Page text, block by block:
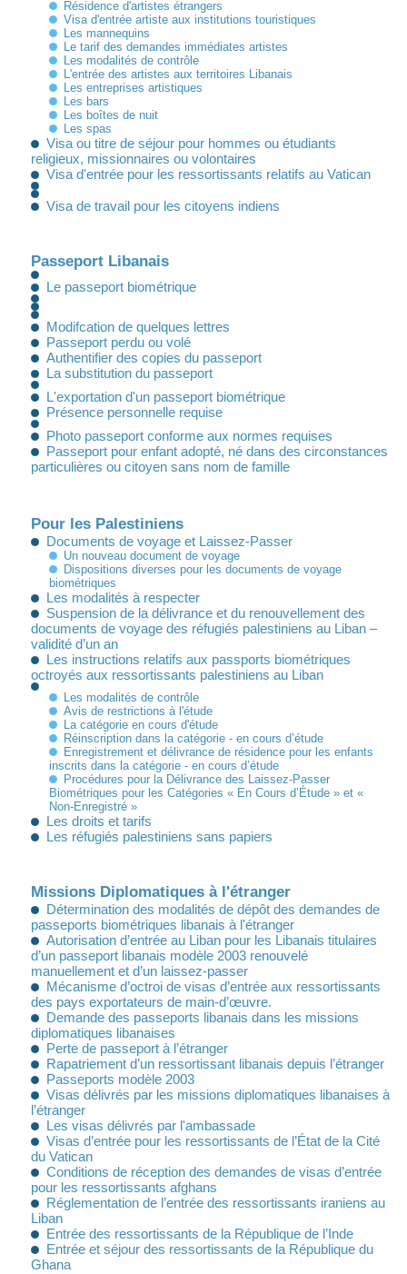
Résidence d'artistes étrangers
Visa d'entrée artiste aux institutions touristiques
Les mannequins
Le tarif des demandes immédiates artistes
Les modalités de contrôle
L'entrée des artistes aux territoires Libanais
Les entreprises artistiques
Les bars
Les boîtes de nuit
Les spas
Visa ou titre de séjour pour hommes ou étudiants
religieux, missionnaires ou volontaires
Visa d'entrée pour les ressortissants relatifs au Vatican
Visa de travail pour les citoyens indiens
Passeport Libanais
Le passeport biométrique
Modifcation de quelques lettres
Passeport perdu ou volé
Authentifier des copies du passeport
La substitution du passeport
L'exportation d'un passeport biométrique
Présence personnelle requise
Photo passeport conforme aux normes requises
Passeport pour enfant adopté, né dans des circonstances
particulières ou citoyen sans nom de famille
Pour les Palestiniens
Documents de voyage et Laissez-Passer
Un nouveau document de voyage
Dispositions diverses pour les documents de voyage
biométriques
Les modalités à respecter
Suspension de la délivrance et du renouvellement des
documents de voyage des réfugiés palestiniens au Liban –
validité d’un an
Les instructions relatifs aux passports biométriques
octroyés aux ressortissants palestiniens au Liban
Les modalités de contrôle
Avis de restrictions à l'étude
La catégorie en cours d'étude
Réinscription dans la catégorie - en cours d’étude
Enregistrement et délivrance de résidence pour les enfants
inscrits dans la catégorie - en cours d’étude
Procédures pour la Délivrance des Laissez-Passer
Biométriques pour les Catégories « En Cours d’Étude » et «
Non-Enregistré »
Les droits et tarifs
Les réfugiés palestiniens sans papiers
Missions Diplomatiques à l'étranger
Détermination des modalités de dépôt des demandes de
passeports biométriques libanais à l'étranger
Autorisation d’entrée au Liban pour les Libanais titulaires
d’un passeport libanais modèle 2003 renouvelé
manuellement et d’un laissez-passer
Mécanisme d’octroi de visas d’entrée aux ressortissants
des pays exportateurs de main-d’œuvre.
Demande des passeports libanais dans les missions
diplomatiques libanaises
Perte de passeport à l’étranger
Rapatriement d’un ressortissant libanais depuis l’étranger
Passeports modèle 2003
Visas délivrés par les missions diplomatiques libanaises à
l’étranger
Les visas délivrés par l'ambassade
Visas d’entrée pour les ressortissants de l’État de la Cité
du Vatican
Conditions de réception des demandes de visas d’entrée
pour les ressortissants afghans
Réglementation de l’entrée des ressortissants iraniens au
Liban
Entrée des ressortissants de la République de l’Inde
Entrée et séjour des ressortissants de la République du
Ghana